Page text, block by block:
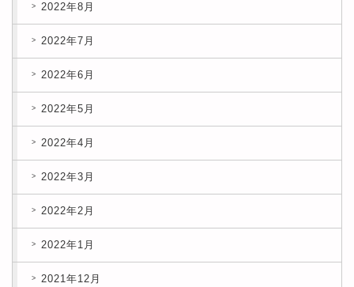
2022年8月
2022年7月
2022年6月
2022年5月
2022年4月
2022年3月
2022年2月
2022年1月
2021年12月